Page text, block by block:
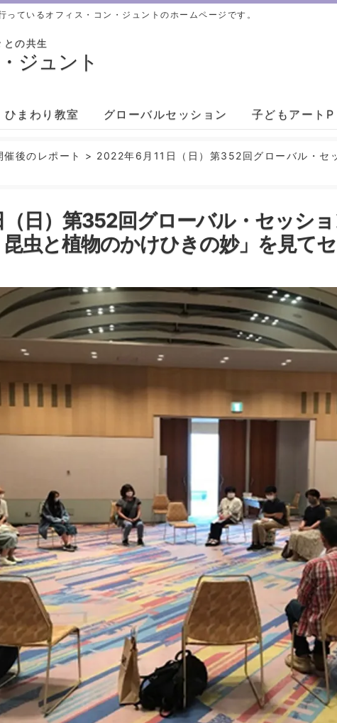
ているオフィス・コン・ジュントのホームページです。
の共生
ジュント
ひまわり教室 グローバルセッション 子どもアートP
催後のレポート > 2022年6月11日（日）第352回グローバル・セ
日）第352回グローバル・セッシ
昆虫と植物のかけひきの妙」を見て